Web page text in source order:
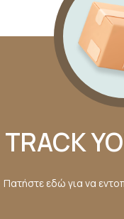
TRACK
Πατήστε εδώ για να